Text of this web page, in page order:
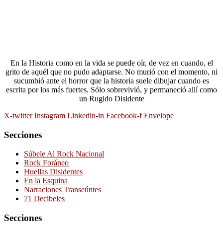
En la Historia como en la vida se puede oír, de vez en cuando, el
grito de aquél que no pudo adaptarse. No murió con el momento, ni
sucumbió ante el horror que la historia suele dibujar cuando es
escrita por los más fuertes. Sólo sobrevivió, y permaneció allí como
un Rugido Disidente
X-twitter Instagram Linkedin-in Facebook-f Envelope
Secciones
Súbele Al Rock Nacional
Rock Foráneo
Huellas Disidentes
En la Esquina
Narraciones Transeúntes
71 Decibeles
Secciones